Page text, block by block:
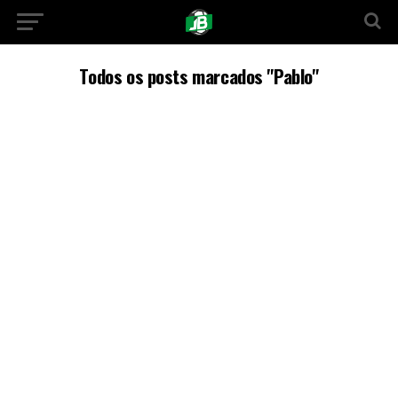
Todos os posts marcados "Pablo"